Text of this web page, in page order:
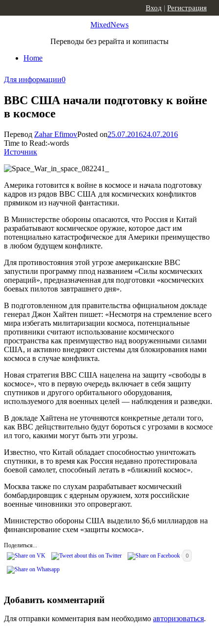
MixedNews
Переводы без рерайта и копипасты
Home
Вход | Регистрация
Для информации0
ВВС США начали подготовку к войне
в космосе
Перевод Zahar EfimovPosted on25.07.201624.07.2016
Time to Read:-words
Источник
Америка готовится к войне в космосе и начала подготовку
кадров из рядов ВВС США для космических конфликтов
прямиком из научной фантастики.
В Министерстве обороны опасаются, что Россия и Китай
разрабатывают космическое оружие, которое даст им
потенциально катастрофическое для Америки преимущество
в любом будущем конфликте.
Для противостояния этой угрозе американские ВВС
запустили программу ппод названием «Силы космических
операций», предназначенная для подготовки «космических
боевых пилотов завтрашнего дня».
В подготовленном для правительства официальном докладе
генерал Джон Хайтен пишет: «Несмотря на стремление всего
мира избегать милитаризации космоса, потенциальные
противники считают использование космического
пространства как преимущество над вооруженными силами
США, и активно внедряют системы для блокирования нами
космоса в случае конфликта.
Новая стратегия ВВС США нацелена на защиту «свободы в
космосе», что в первую очередь включает в себя защиту
спутников и другого орбитального оборудования,
используемого для военных целей — наблюдения и разведки.
В докладе Хайтена не уточняются конкретные детали того,
как ВВС дейцствительно будут бороться с угрозами в космосе
ил того, какими могут быть эти угрозы.
Известно, что Китай обладает способностью уничтожать
спутники, в то время как Россия недавно протестировала
боевой самолет, способный летать в «ближний космос».
Москва также по слухам разрабатывает космический
бомбардировщик с ядерным оружием, хотя российские
военные чиновники это опровергают.
Министерство обороны США выделило $6,6 миллиардов на
финансирование схем «защиты космоса».
Поделиться...
0
Добавить комментарий
Для отправки комментария вам необходимо авторизоваться.